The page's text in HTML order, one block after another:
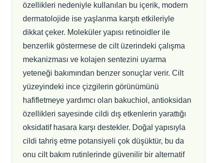
özellikleri nedeniyle kullanılan bu içerik, modern
dermatolojide ise yaşlanma karşıtı etkileriyle
dikkat çeker. Moleküler yapısı retinoidler ile
benzerlik göstermese de cilt üzerindeki çalışma
mekanizması ve kolajen sentezini uyarma
yeteneği bakımından benzer sonuçlar verir. Cilt
yüzeyindeki ince çizgilerin görünümünü
hafifletmeye yardımcı olan bakuchiol, antioksidan
özellikleri sayesinde cildi dış etkenlerin yarattığı
oksidatif hasara karşı destekler. Doğal yapısıyla
cildi tahriş etme potansiyeli çok düşüktür, bu da
onu cilt bakım rutinlerinde güvenilir bir alternatif